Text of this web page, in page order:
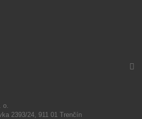
o.
2393/24, 911 01 Trenčín